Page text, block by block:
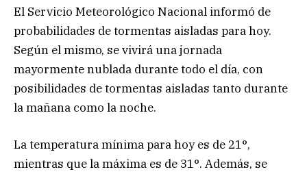
El Servicio Meteorológico Nacional informó de
probabilidades de tormentas aisladas para hoy.
Según el mismo, se vivirá una jornada
mayormente nublada durante todo el día, con
posibilidades de tormentas aisladas tanto durante
la mañana como la noche.
La temperatura mínima para hoy es de 21°,
mientras que la máxima es de 31°. Además, se